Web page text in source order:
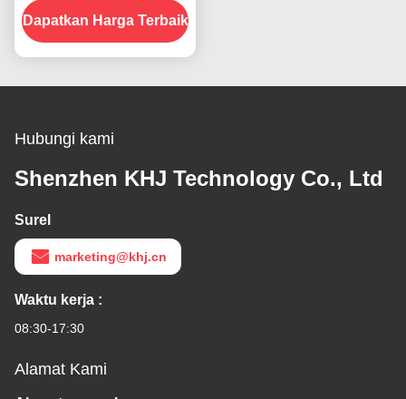
Dapatkan Harga Terbaik
Hubungi kami
Shenzhen KHJ Technology Co., Ltd
Surel
marketing@khj.cn
Waktu kerja :
08:30-17:30
Alamat Kami